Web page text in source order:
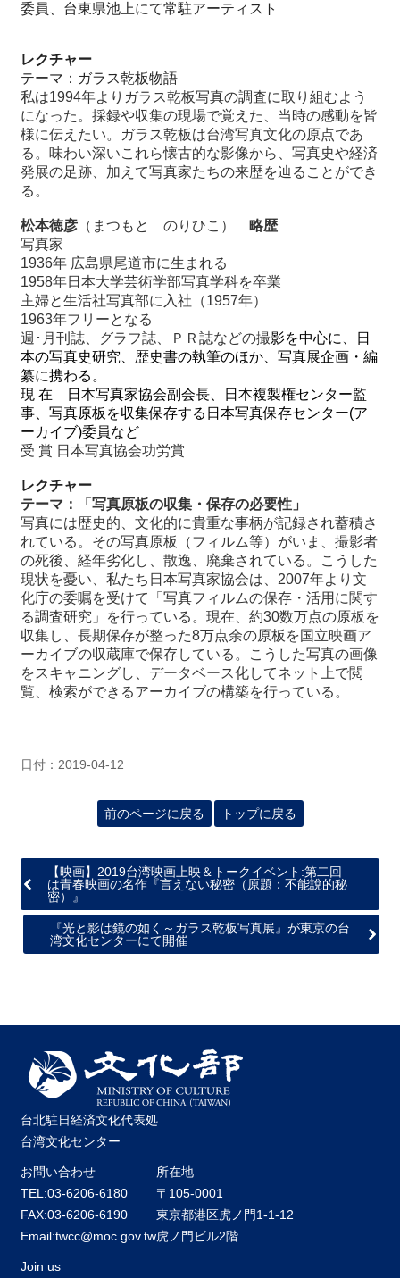
委員、台東県池上にて常駐アーティスト
レクチャー
テーマ：ガラス乾板物語
私は1994年よりガラス乾板写真の調査に取り組むよう
になった。採録や収集の現場で覚えた、当時の感動を皆
様に伝えたい。ガラス乾板は台湾写真文化の原点であ
る。味わい深いこれら懐古的な影像から、写真史や経済
発展の足跡、加えて写真家たちの来歴を辿ることができ
る。
松本徳彦 （まつもと のりひこ）
略歴
写真家
1936年 広島県尾道市に生まれる
1958年日本大学芸術学部写真学科を卒業
主婦と生活社写真部に入社（1957年）
1963年フリーとなる
週･月刊誌、グラフ誌、ＰＲ誌などの撮影を中心に、日
本の写真史研究、歴史書の執筆のほか、写真展企画・編
纂に携わる。
現 在 日本写真家協会副会長、日本複製権センター監
事、写真原板を収集保存する日本写真保存センター(ア
ーカイブ)委員など
受 賞 日本写真協会功労賞
レクチャー
テーマ：「写真原板の収集・保存の必要性」
写真には歴史的、文化的に貴重な事柄が記録され蓄積さ
れている。その写真原板（フィルム等）がいま、撮影者
の死後、経年劣化し、散逸、廃棄されている。こうした
現状を憂い、私たち日本写真家協会は、2007年より文
化庁の委嘱を受けて「写真フィルムの保存・活用に関す
る調査研究」を行っている。現在、約30数万点の原板を
収集し、長期保存が整った8万点余の原板を国立映画ア
ーカイブの収蔵庫で保存している。こうした写真の画像
をスキャニングし、データベース化してネット上で閲
覧、検索ができるアーカイブの構築を行っている。
日付：2019-04-12
前のページに戻る トップに戻る
【映画】2019台湾映画上映＆トークイベント:第二回
は青春映画の名作『言えない秘密（原題：不能說的秘
密）』
『光と影は鏡の如く～ガラス乾板写真展』が東京の台
湾文化センターにて開催
台北駐日経済文化代表処
台湾文化センター
お問い合わせ
TEL:03-6206-6180
FAX:03-6206-6190
Email:twcc@moc.gov.tw
所在地
〒105-0001
東京都港区虎ノ門1-1-12
虎ノ門ビル2階
Join us